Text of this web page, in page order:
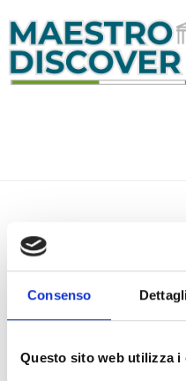
Consenso
Questo sito web utilizza i
Vai
al
contenuto
Dan